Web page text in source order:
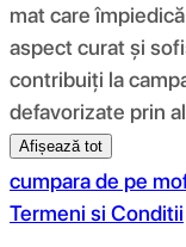
mat care
aspect curat și
contribuiți la
defavorizate prin
Afișează tot
cumpara de pe
Termeni si Conditii